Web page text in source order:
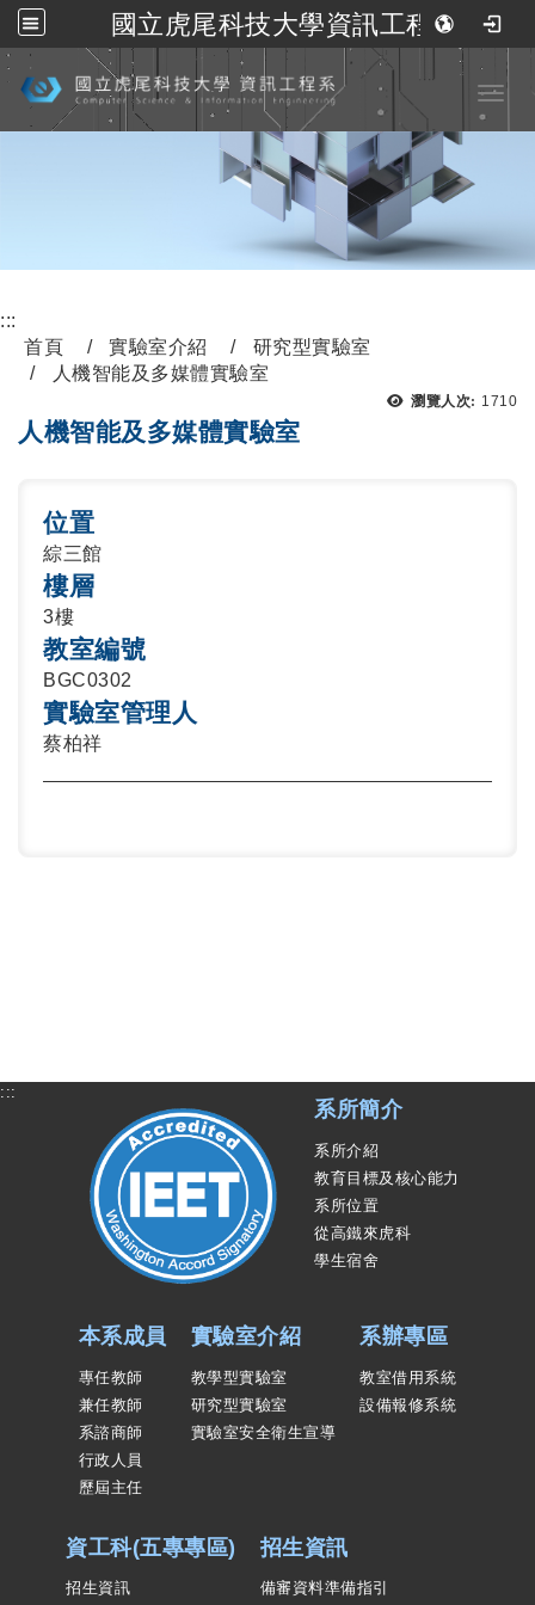
國立虎尾科技大學資訊工程系
跳到主要內容
:::
首頁
實驗室介紹
研究型實驗室
人機智能及多媒體實驗室
瀏覽人次: 1710
人機智能及多媒體實驗室
位置
綜三館
樓層
3樓
教室編號
BGC0302
實驗室管理人
蔡柏祥
:::
系所簡介
系所介紹
教育目標及核心能力
系所位置
從高鐵來虎科
學生宿舍
本系成員
專任教師
兼任教師
系諮商師
行政人員
歷屆主任
實驗室介紹
教學型實驗室
研究型實驗室
實驗室安全衛生宣導
系辦專區
教室借用系統
設備報修系統
資工科(五專專區)
招生資訊
招生資訊
備審資料準備指引